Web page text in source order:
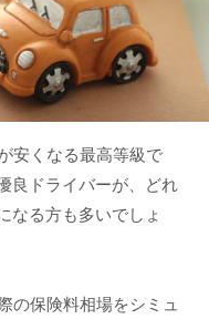
安くなる最高等級で
良ドライバーが、どれ
なる方も多いでしょ
の保険料相場をシミュ